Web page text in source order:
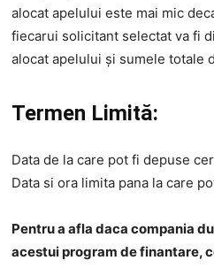
alocat apelului este mai mic
fiecarui solicitant selectat va fi
alocat apelului și sumele totale
Termen Limită:
Data de la care pot fi depuse
Data si ora limita pana la care
Pentru a afla daca compania
acestui program de finantare,